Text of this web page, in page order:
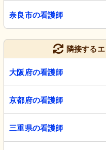
奈良市の看護師
隣接する
大阪府の看護師
京都府の看護師
三重県の看護師